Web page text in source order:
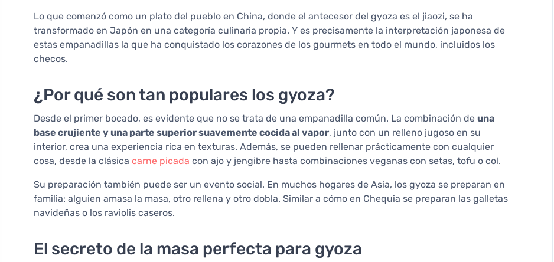
Lo que comenzó como un plato del pueblo en China, donde el antecesor del gyoza es el jiaozi, se ha
transformado en Japón en una categoría culinaria propia. Y es precisamente la interpretación japonesa de
estas empanadillas la que ha conquistado los corazones de los gourmets en todo el mundo, incluidos los
checos.
¿Por qué son tan populares los gyoza?
Desde el primer bocado, es evidente que no se trata de una empanadilla común. La combinación de una
base crujiente y una parte superior suavemente cocida al vapor, junto con un relleno jugoso en su
interior, crea una experiencia rica en texturas. Además, se pueden rellenar prácticamente con cualquier
cosa, desde la clásica carne picada con ajo y jengibre hasta combinaciones veganas con setas, tofu o col.
Su preparación también puede ser un evento social. En muchos hogares de Asia, los gyoza se preparan en
familia: alguien amasa la masa, otro rellena y otro dobla. Similar a cómo en Chequia se preparan las galletas
navideñas o los raviolis caseros.
El secreto de la masa perfecta para gyoza